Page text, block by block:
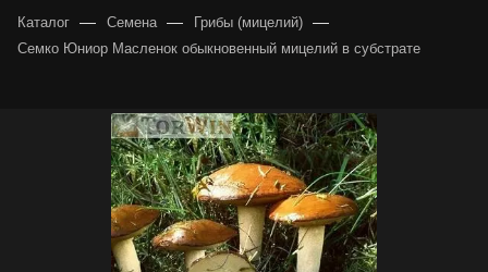
Каталог — Семена — Грибы (мицелий) —
Семко Юниор Масленок обыкновенный мицелий в субстрате